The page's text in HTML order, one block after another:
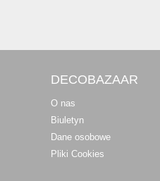
DECOBAZAAR
O nas
Biuletyn
Dane osobowe
Pliki Cookies